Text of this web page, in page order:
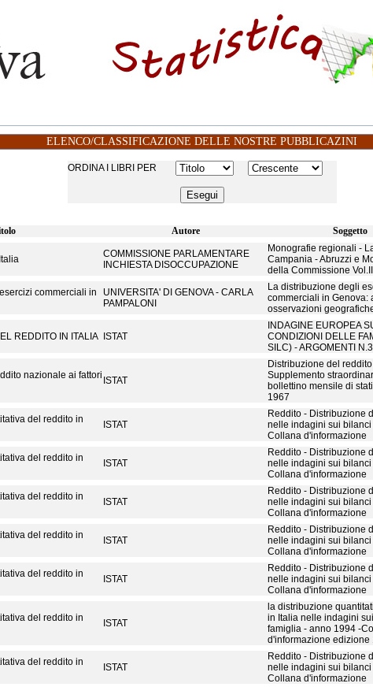
ELENCO/CLASSIFICAZIONE DELLE NOSTRE PUBBLICAZINI
ORDINA I LIBRI PER
Autore Soggetto
COMMISSIONE PARLAMENTARE
INCHIESTA DISOCCUPAZIONE
Monografie regionali -
Campania - Abruzzi e
della Commissione
commerciali in
UNIVERSITA' DI GENOVA - CARLA
PAMPALONI
La distribuzione degli
commerciali in Genova:
osservazioni
REDDITO IN ITALIA ISTAT
INDAGINE EUROPEA
CONDIZIONI DELLE
SILC) - ARGOMENTI
nazionale ai fattori ISTAT
Distribuzione del
Supplemento
bollettino mensile di
1967
del reddito in
ISTAT
Reddito - Distribuzione
nelle indagini sui
Collana d'informazione
del reddito in
ISTAT
Reddito - Distribuzione
nelle indagini sui
Collana d'informazione
del reddito in
ISTAT
Reddito - Distribuzione
nelle indagini sui
Collana d'informazione
del reddito in
ISTAT
Reddito - Distribuzione
nelle indagini sui
Collana d'informazione
del reddito in
ISTAT
Reddito - Distribuzione
nelle indagini sui
Collana d'informazione
del reddito in
ISTAT
la distribuzione
in Italia nelle indagini
famiglia - anno 1994 -
d'informazione edizione
del reddito in
ISTAT
Reddito - Distribuzione
nelle indagini sui
Collana d'informazione